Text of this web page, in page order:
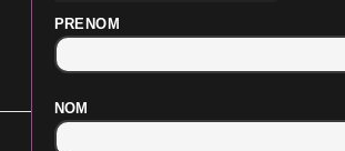
PRENOM
NOM